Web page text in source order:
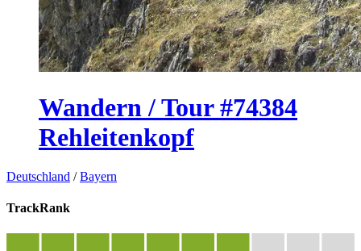
Wandern / Tour #74384
Rehleitenkopf
Deutschland /Bayern
TrackRank